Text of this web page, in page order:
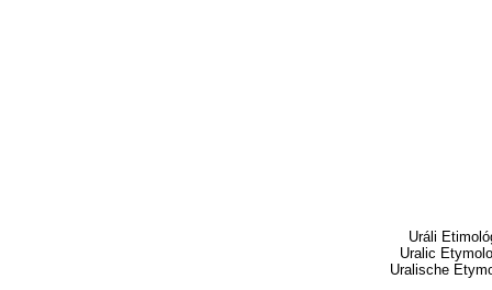
Uráli
Uralic
Uralische